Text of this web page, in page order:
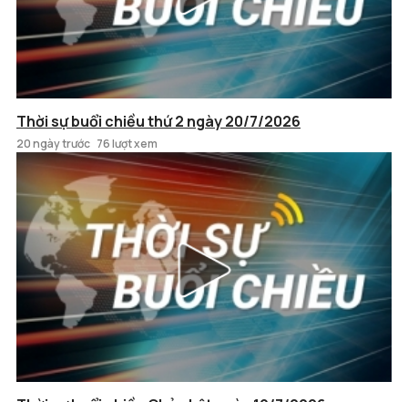
Thời sự buổi chiều thứ 2 ngày 20/7/2026
20 ngày trước 76 lượt xem